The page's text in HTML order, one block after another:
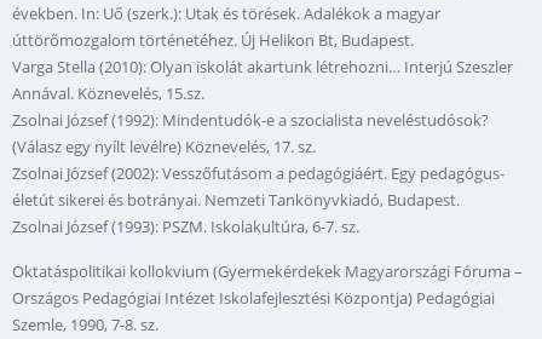
években. In: Uő (szerk.): Utak és törések. Adalékok a magyar
úttörőmozgalom történetéhez. Új Helikon Bt, Budapest.
Varga Stella (2010): Olyan iskolát akartunk létrehozni… Interjú Szeszler
Annával. Köznevelés, 15.sz.
Zsolnai József (1992): Mindentudók-e a szocialista neveléstudósok?
(Válasz egy nyílt levélre) Köznevelés, 17. sz.
Zsolnai József (2002): Vesszőfutásom a pedagógiáért. Egy pedagógus-
életút sikerei és botrányai. Nemzeti Tankönyvkiadó, Budapest.
Zsolnai József (1993): PSZM. Iskolakultúra, 6-7. sz.
Oktatáspolitikai kollokvium (Gyermekérdekek Magyarországi Fóruma –
Országos Pedagógiai Intézet Iskolafejlesztési Központja) Pedagógiai
Szemle, 1990, 7-8. sz.